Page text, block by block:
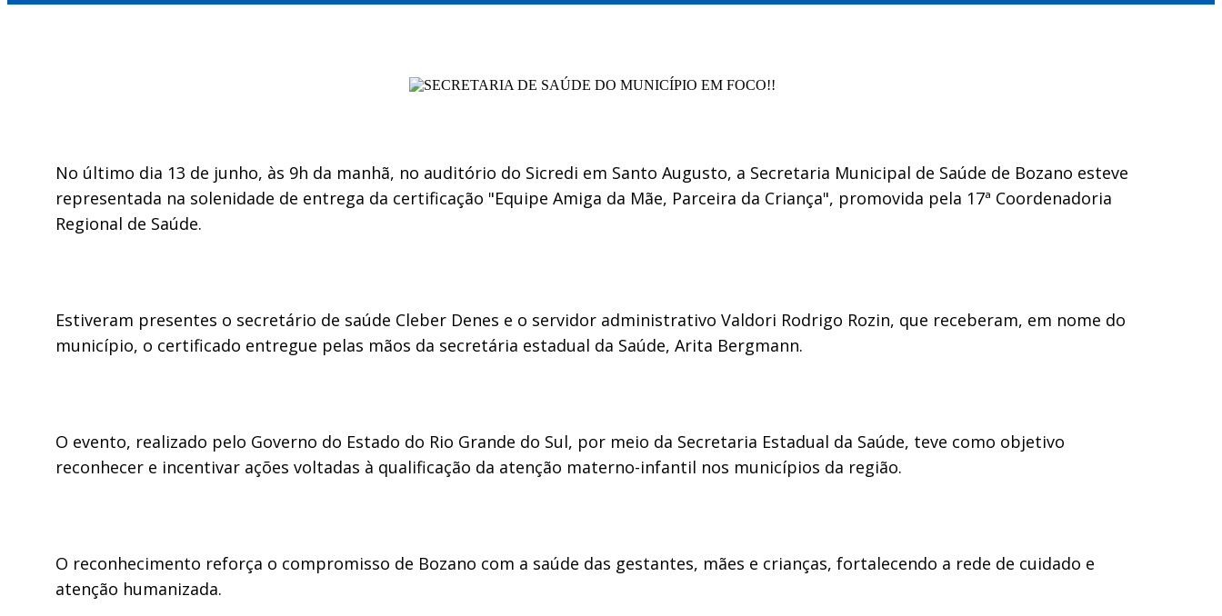
No último dia 13 de junho, às 9h da manhã, no auditório do Sicredi em Santo Augusto, a Secretaria Municipal de Saúde de Bozano esteve
representada na solenidade de entrega da certificação "Equipe Amiga da Mãe, Parceira da Criança", promovida pela 17ª Coordenadoria
Regional de Saúde.
Estiveram presentes o secretário de saúde Cleber Denes e o servidor administrativo Valdori Rodrigo Rozin, que receberam, em nome do
município, o certificado entregue pelas mãos da secretária estadual da Saúde, Arita Bergmann.
O evento, realizado pelo Governo do Estado do Rio Grande do Sul, por meio da Secretaria Estadual da Saúde, teve como objetivo
reconhecer e incentivar ações voltadas à qualificação da atenção materno-infantil nos municípios da região.
O reconhecimento reforça o compromisso de Bozano com a saúde das gestantes, mães e crianças, fortalecendo a rede de cuidado e
atenção humanizada.